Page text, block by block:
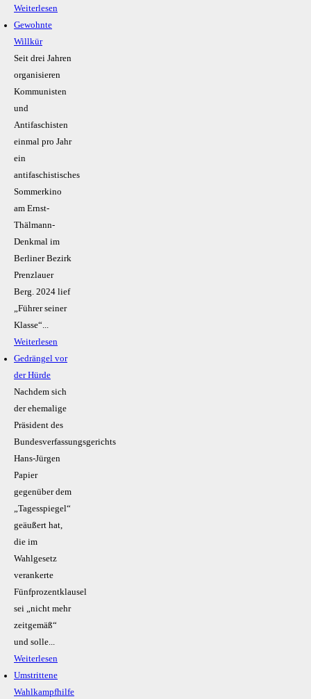
Weiterlesen
Gewohnte
Willkür
Seit drei Jahren
organisieren
Kommunisten
und
Antifaschisten
einmal pro Jahr
ein
antifaschistisches
Sommerkino
am Ernst-
Thälmann-
Denkmal im
Berliner Bezirk
Prenzlauer
Berg. 2024 lief
„Führer seiner
Klasse“...
Weiterlesen
Gedrängel vor
der Hürde
Nachdem sich
der ehemalige
Präsident des
Bundesverfassungsgerichts
Hans-Jürgen
Papier
gegenüber dem
„Tagesspiegel“
geäußert hat,
die im
Wahlgesetz
verankerte
Fünfprozentklausel
sei „nicht mehr
zeitgemäß“
und solle...
Weiterlesen
Umstrittene
Wahlkampfhilfe